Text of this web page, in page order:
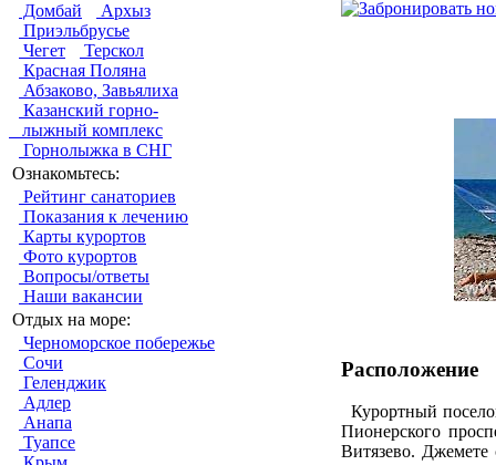
Домбай
Архыз
Приэльбрусье
Чегет
Терскол
Красная Поляна
Абзаково, Завьялиха
Казанский горно-
лыжный комплекс
Горнолыжка в СНГ
Ознакомьтесь:
Рейтинг санаториев
Показания к лечению
Карты курортов
Фото курортов
Вопросы/ответы
Наши вакансии
Отдых на море:
Черноморское побережье
Сочи
Геленджик
Адлер
Анапа
Туапсе
Расположение
Курортный
Пионерского
Витязево.